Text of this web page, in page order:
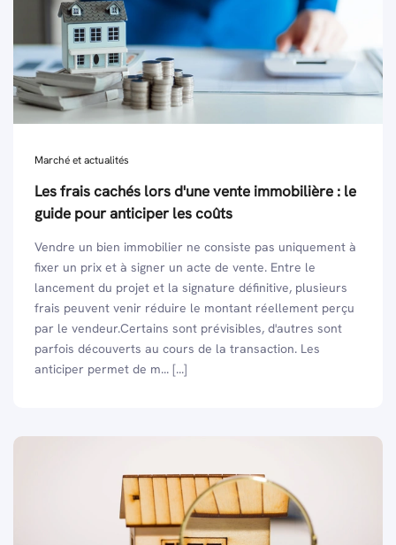
Marché et actualités
Les frais cachés lors d'une vente immobilière : le
guide pour anticiper les coûts
Vendre un bien immobilier ne consiste pas uniquement à
fixer un prix et à signer un acte de vente. Entre le
lancement du projet et la signature définitive, plusieurs
frais peuvent venir réduire le montant réellement perçu
par le vendeur.Certains sont prévisibles, d'autres sont
parfois découverts au cours de la transaction. Les
anticiper permet de m... [...]